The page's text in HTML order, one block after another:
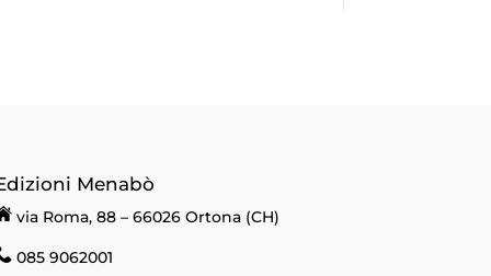
Menabò
via Roma, 88 – 66026 Ortona (CH)
085 9062001